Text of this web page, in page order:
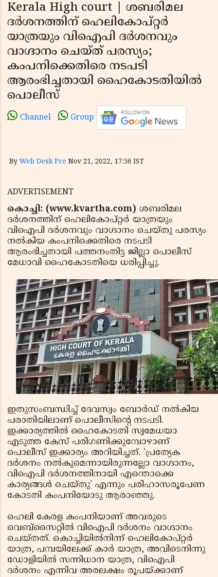
Kerala High court | ശബരിമല
ദര്‍ശനത്തിന് ഹെലികോപ്റ്റര്‍
യാത്രയും വിഐപി ദര്‍ശനവും
വാഗ്ദാനം ചെയ്ത് പരസ്യം;
കംപനിക്കെതിരെ നടപടി
ആരംഭിച്ചതായി ഹൈകോടതിയില്‍
പൊലീസ്
Channel Group
By Web Desk Pre Nov 21, 2022, 17:56 IST
ADVERTISEMENT
കൊച്ചി: (www.kvartha.com) ശബരിമല
ദര്‍ശനത്തിന് ഹെലികോപ്റ്റര്‍ യാത്രയും
വിഐപി ദര്‍ശനവും വാഗ്ദാനം ചെയ്തു പരസ്യം
നല്‍കിയ കംപനിക്കെതിരെ നടപടി
ആരംഭിച്ചതായി പത്തനംതിട്ട ജില്ലാ പൊലീസ്
മേധാവി ഹൈകോടതിയെ ധരിപ്പിച്ചു.
ഇതുസംബന്ധിച്ച് ദേവസ്വം ബോര്‍ഡ് നല്‍കിയ
പരാതിയിലാണ് പൊലീസിന്റെ നടപടി.
ഇക്കാര്യത്തില്‍ ഹൈകോടതി സ്വമേധയാ
എടുത്ത കേസ് പരിഗണിക്കുമ്പോഴാണ്
പൊലീസ് ഇക്കാര്യം അറിയിച്ചത്. 'പ്രത്യേക
ദര്‍ശനം നല്‍കുമെന്നായിരുന്നല്ലോ വാഗ്ദാനം,
വിഐപി ദര്‍ശനത്തിനായി എന്തൊക്കെ
കാര്യങ്ങള്‍ ചെയ്തു' എന്നും പരിഹാസരൂപേണ
കോടതി കംപനിയോടു ആരാഞ്ഞു.
ഹെലി കേരള കംപനിയാണ് അവരുടെ
വെബ്‌സൈറ്റില്‍ വിഐപി ദര്‍ശനം വാഗ്ദാനം
ചെയ്തത്. കൊച്ചിയില്‍നിന്ന് ഹെലികോപ്റ്റര്‍
യാത്ര, പമ്പയിലേക്ക് കാര്‍ യാത്ര, അവിടെനിന്നു
ഡോളിയില്‍ സന്നിധാന യാത്ര, വിഐപി
ദര്‍ശനം എന്നിവ അരലക്ഷം രൂപയ്ക്കാണ്